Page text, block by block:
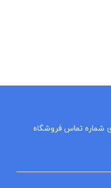
شماره تماس فروشگاه